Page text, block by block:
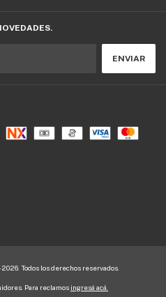
Todos los derechos reservados.
Para reclamos ingresá acá.